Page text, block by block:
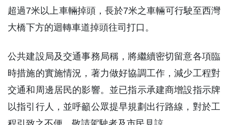
超過7米以上車輛掉頭，長於7米之車輛可行駛至西灣
大橋下方的迴轉車道掉頭往司打口。
公共建設局及交通事務局稱，將繼續密切留意各項臨
時措施的實施情況，著力做好協調工作，減少工程對
交通和周邊居民的影響。並已指示承建商增設指示牌
以指引行人，並呼籲公眾提早規劃出行路線，對於工